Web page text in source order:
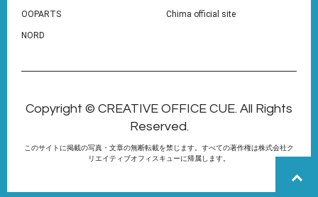
OOPARTS Chima official site
NORD
Copyright © CREATIVE OFFICE CUE. All Rights
Reserved.
このサイトに掲載の写真・文章の無断転載を禁じます。すべての著作権は株式会社ク
リエイティブオフィスキューに帰属します。